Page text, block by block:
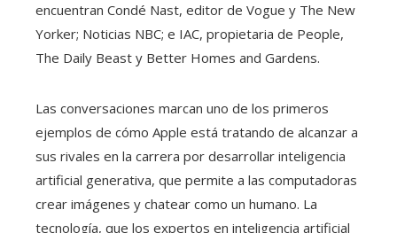
encuentran Condé Nast, editor de Vogue y The New
Yorker; Noticias NBC; e IAC, propietaria de People,
The Daily Beast y Better Homes and Gardens.
Las conversaciones marcan uno de los primeros
ejemplos de cómo Apple está tratando de alcanzar a
sus rivales en la carrera por desarrollar inteligencia
artificial generativa, que permite a las computadoras
crear imágenes y chatear como un humano. La
tecnología, que los expertos en inteligencia artificial